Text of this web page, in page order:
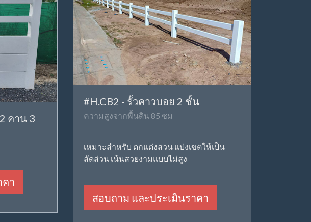
คาน 3
คา
#H.CB2 - รั้วคาวบอย 2 ชั้น
ความสูงจากพื้นดิน 85 ซม
เหมาะสำหรับ ตกแต่งสวน แบ่งเขตให้เป็น
สัดส่วน เน้นสวยงามแบบไม่สูง
สอบถาม และประเมินราคา